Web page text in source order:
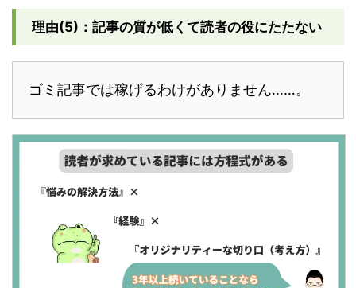
理由(5)：記事の質が低くて読者の役にたたない
ゴミ記事では稼げるわけがありません……。